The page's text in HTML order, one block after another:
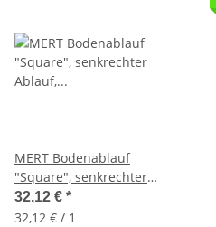
MERT Bodenablauf
"Square", senkrechter
Ablauf, Edelstahlrost, -
rahmen, 100×100mm
32,12 € *
32,12 € / 1